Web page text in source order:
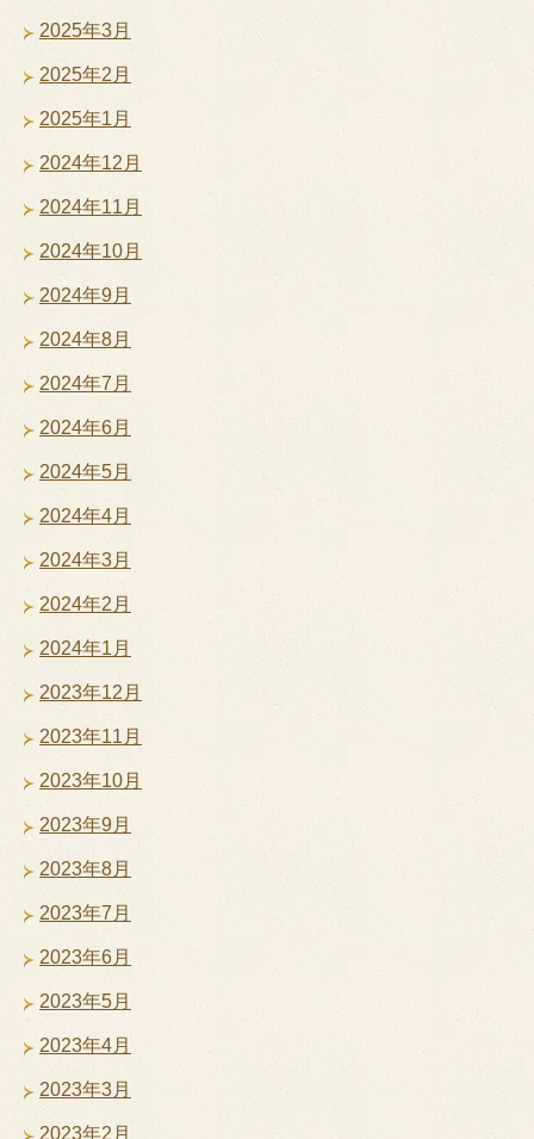
2025年3月
2025年2月
2025年1月
2024年12月
2024年11月
2024年10月
2024年9月
2024年8月
2024年7月
2024年6月
2024年5月
2024年4月
2024年3月
2024年2月
2024年1月
2023年12月
2023年11月
2023年10月
2023年9月
2023年8月
2023年7月
2023年6月
2023年5月
2023年4月
2023年3月
2023年2月